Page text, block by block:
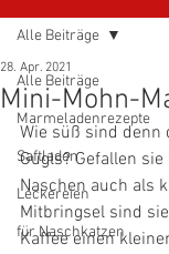
Alle Beiträge
Marmeladenrezepte
Saftladen
Leckereien
für Naschkatzen
Alle Beiträge
Mini-Mohn-
28. Apr. 2021
Wie süß sind denn
Gugls? Gefallen
Naschen auch als
Mitbringsel sind
Kaffee einen